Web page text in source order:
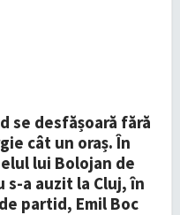
se desfășoară fără
cât un oraș. În
lui Bolojan de
s-a auzit la Cluj, în
partid, Emil Boc